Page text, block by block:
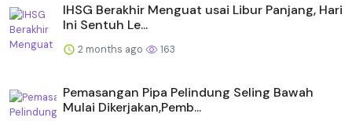
IHSG Berakhir Menguat usai Libur Panjang, Hari
Ini Sentuh Le...
2 months ago 163
Pemasangan Pipa Pelindung Seling Bawah
Mulai Dikerjakan,Pemb...